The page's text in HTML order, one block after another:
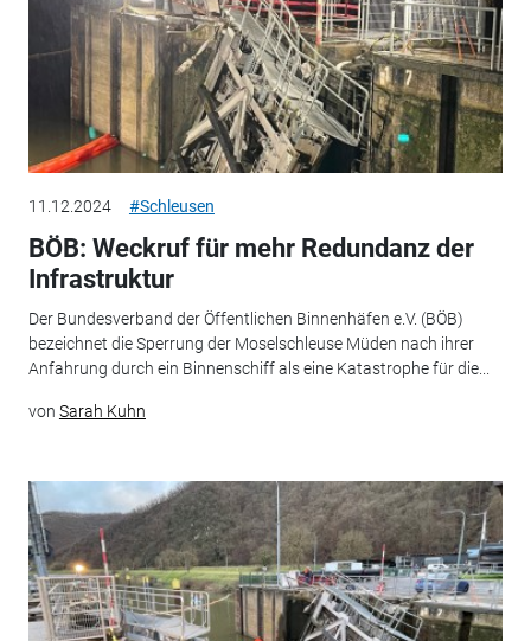
11.12.2024 #Schleusen
BÖB: Weckruf für mehr Redundanz der
Infrastruktur
Der Bundesverband der Öffentlichen Binnenhäfen e.V. (BÖB)
bezeichnet die Sperrung der Moselschleuse Müden nach ihrer
Anfahrung durch ein Binnenschiff als eine Katastrophe für die...
von Sarah Kuhn